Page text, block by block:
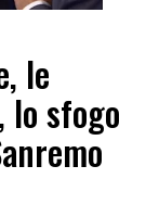
le
lo sfogo